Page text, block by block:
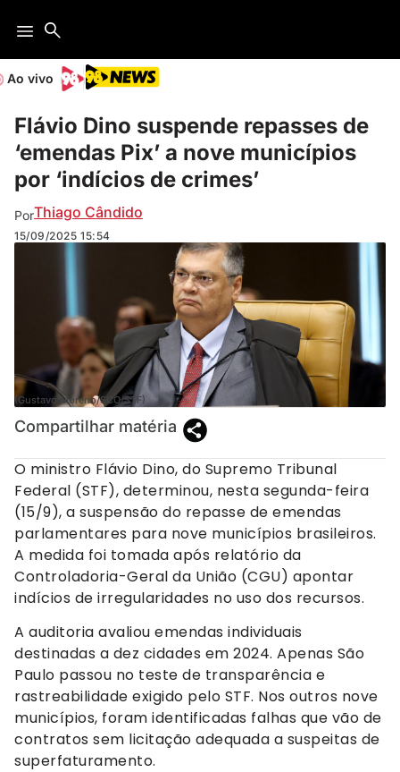
Ao vivo
Flávio Dino suspende repasses de
‘emendas Pix’ a nove municípios
por ‘indícios de crimes’
PorThiago Cândido
15/09/2025 15:54
(Gustavo Moreno/SCO/STF)
Compartilhar matéria
O ministro Flávio Dino, do Supremo Tribunal
Federal (STF), determinou, nesta segunda-feira
(15/9), a suspensão do repasse de emendas
parlamentares para nove municípios brasileiros.
A medida foi tomada após relatório da
Controladoria-Geral da União (CGU) apontar
indícios de irregularidades no uso dos recursos.
A auditoria avaliou emendas individuais
destinadas a dez cidades em 2024. Apenas São
Paulo passou no teste de transparência e
rastreabilidade exigido pelo STF. Nos outros nove
municípios, foram identificadas falhas que vão de
contratos sem licitação adequada a suspeitas de
superfaturamento.